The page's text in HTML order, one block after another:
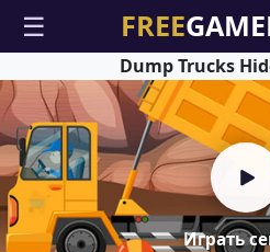
☰
Играть
Dump Trucks